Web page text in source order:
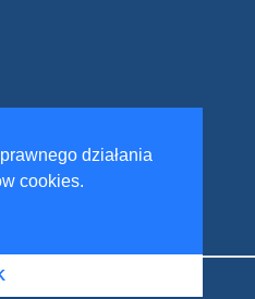
działania
cookies.